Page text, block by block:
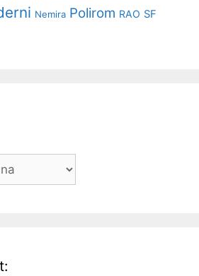
Nemira Polirom RAO SF